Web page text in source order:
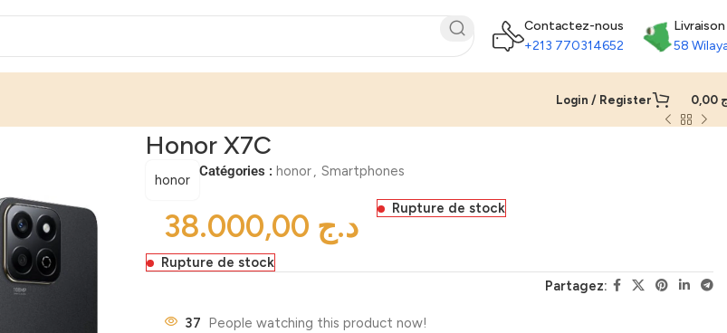
Contactez-nous
+213 770314652
Livraison
58
Login / Register
Honor X7C
honor
Catégories : honor, Smartphones
د.ج Rupture de stock
Rupture de stock
Partagez:
37 People watching this product now!